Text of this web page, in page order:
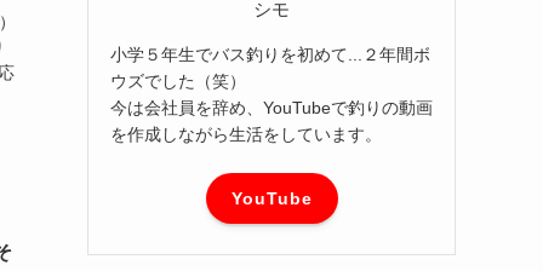
シモ
小学５年生でバス釣りを初めて...２年間ボ
ウズでした（笑）
今は会社員を辞め、YouTubeで釣りの動画
を作成しながら生活をしています。
YouTube